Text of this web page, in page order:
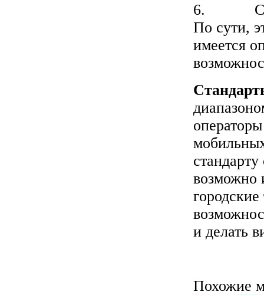
6.
По сути,
имеется
возможно
и делать
Похожие